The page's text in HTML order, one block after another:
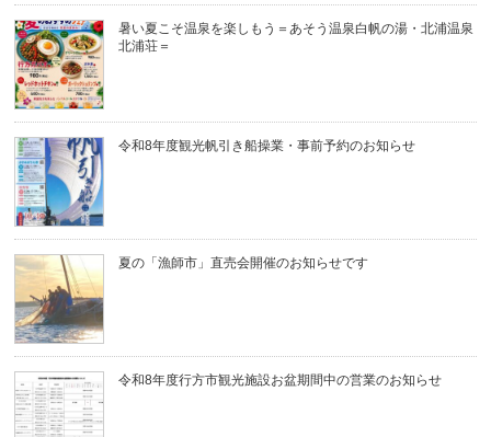
暑い夏こそ温泉を楽しもう＝あそう温泉白帆の湯・北浦温泉
北浦荘＝
令和8年度観光帆引き船操業・事前予約のお知らせ
夏の「漁師市」直売会開催のお知らせです
令和8年度行方市観光施設お盆期間中の営業のお知らせ